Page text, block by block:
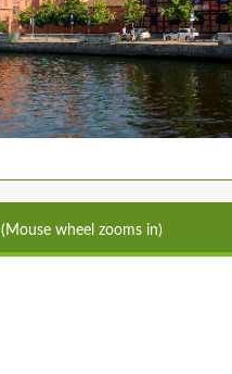
(Mouse wheel zooms in)